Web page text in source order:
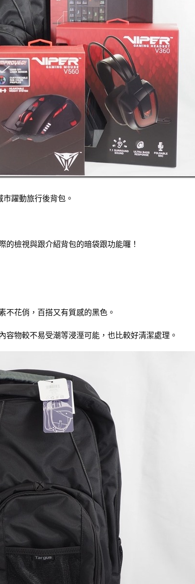
市躍動旅行後背包。
檢視與跟介紹背包的暗袋跟功能囉！
不花俏，百搭又有質感的黑色。
物較不易受潮等浸溼可能，也比較好清潔處理。